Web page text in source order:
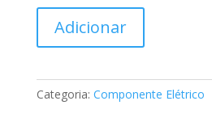
Comando
vidros
Adicionar
Categoria: Componente Elétrico